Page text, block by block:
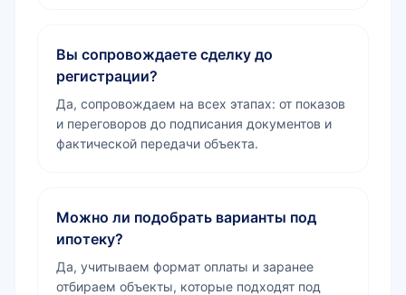
Вы сопровождаете сделку до
регистрации?
Да, сопровождаем на всех этапах: от показов
и переговоров до подписания документов и
фактической передачи объекта.
Можно ли подобрать варианты под
ипотеку?
Да, учитываем формат оплаты и заранее
отбираем объекты, которые подходят под